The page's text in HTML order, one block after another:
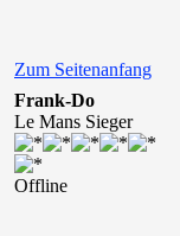
Zum Seitenanfang
Frank-Do
Le Mans Sieger
Offline